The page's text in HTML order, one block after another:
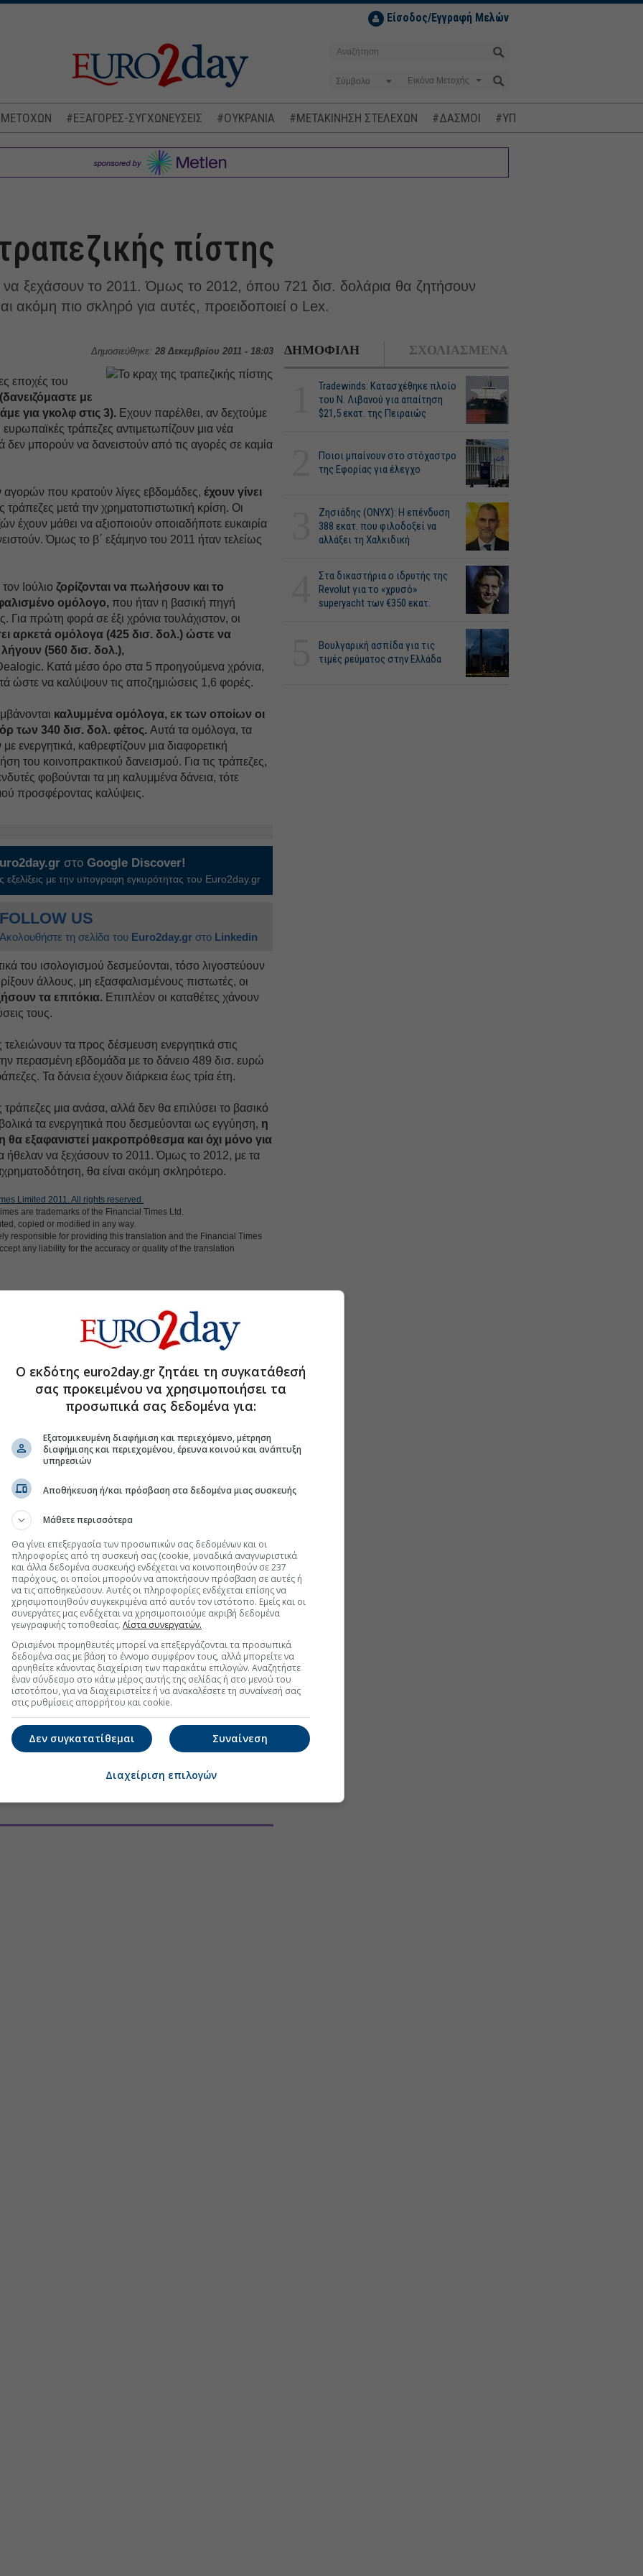
Είσοδος/Εγγραφή Μελών
Σύμβολο
ΜΕΤΟΧΩΝ #ΕΞΑΓΟΡΕΣ-ΣΥΓΧΩΝΕΥΣΕΙΣ #ΟΥΚΡΑΝΙΑ #ΜΕΤΑΚΙΝΗΣΗ ΣΤΕΛΕΧΩΝ #ΔΑΣΜΟΙ #ΥΠΟΚΛΟΠΕΣ
πίστης
να ξεχάσουν το 2011. Όμως το 2012, όπου 721 δισ. δολάρια θα ζητήσουν
ακόμη πιο σκληρό για αυτές, προειδοποιεί ο Lex.
Δημοσιεύθηκε: 28 Δεκεμβρίου 2011 - 18:03
εποχές του
με
για γκολφ στις 3). Εχουν παρέλθει, αν δεχτούμε
τράπεζες αντιμετωπίζουν μια νέα
δεν μπορούν να δανειστούν από τις αγορές σε καμία
που κρατούν λίγες εβδομάδες,έχουν γίνει
τράπεζες μετά την χρηματοπιστωτική κρίση. Οι
έχουν μάθει να αξιοποιούν οποιαδήποτε ευκαιρία
Όμως το β΄ εξάμηνο του 2011 ήταν τελείως
Ιούλιοζορίζονται να πωλήσουν και το
ομόλογο, που ήταν η βασική πηγή
Για πρώτη φορά σε έξι χρόνια τουλάχιστον, οι
αρκετά ομόλογα (425 δισ. δολ.) ώστε να
(560 δισ. δολ.),
Κατά μέσο όρο στα 5 προηγούμενα χρόνια,
ώστε να καλύψουν τις αποζημιώσεις 1,6 φορές.
καλυμμένα ομόλογα, εκ των οποίων οι
των 340 δισ. δολ. φέτος.Αυτά τα ομόλογα, τα
ενεργητικά, καθρεφτίζουν μια διαφορετική
του κοινοπρακτικού δανεισμού. Για τις τράπεζες,
φοβούνται τα μη καλυμμένα δάνεια, τότε
προσφέροντας καλύψεις.
στοGoogle Discover!
εξελίξεις με την υπογραφη εγκυρότητας του Euro2day.gr
FOLLOW US
Ακολουθήστε τη σελίδα του Euro2day.gr στο Linkedin
του ισολογισμού δεσμεύονται, τόσο λιγοστεύουν
άλλους, μη εξασφαλισμένους πιστωτές, οι
τα επιτόκια. Επιπλέον οι καταθέτες χάνουν
τους.
τελειώνουν τα προς δέσμευση ενεργητικά στις
περασμένη εβδομάδα με το δάνειο 489 δισ. ευρώ
Τα δάνεια έχουν διάρκεια έως τρία έτη.
μια ανάσα, αλλά δεν θα επιλύσει το βασικό
τα ενεργητικά που δεσμεύονται ως εγγύηση, η
εξαφανιστεί μακροπρόθεσμα και όχι μόνο για
ήθελαν να ξεχάσουν το 2011. Όμως το 2012, με τα
θα είναι ακόμη σκληρότερο.
Limited 2011. All rights reserved.
are trademarks of the Financial Times Ltd.
copied or modified in any way.
responsible for providing this translation and the Financial Times
any liability for the accuracy or quality of the translation
στο Χρηματιστήριο
Center, το σενάριο για 1 GW
επενδύσεων 3,7 δισ. και 11
εταιρείας έγινε σε χρόνο-ρεκόρ
στο Discover
ΔΗΜΟΦΙΛΗ ΣΧΟΛΙΑΣΜΕΝΑ
Tradewinds: Κατασχέθηκε πλοίο
του Ν. Λιβανού για απαίτηση
$21,5 εκατ. της Πειραιώς
Ποιοι μπαίνουν στο στόχαστρο
της Εφορίας για έλεγχο
Ζησιάδης (ONYX): Η επένδυση
388 εκατ. που φιλοδοξεί να
αλλάξει τη Χαλκιδική
Στα δικαστήρια ο ιδρυτής της
Revolut για το «χρυσό»
superyacht των €350 εκατ.
Βουλγαρική ασπίδα για τις
τιμές ρεύματος στην Ελλάδα
Ο εκδότης euro2day.gr ζητάει τη συγκατάθεσή
σας προκειμένου να χρησιμοποιήσει τα
προσωπικά σας δεδομένα για:
Εξατομικευμένη διαφήμιση και περιεχόμενο, μέτρηση
διαφήμισης και περιεχομένου, έρευνα κοινού και ανάπτυξη
υπηρεσιών
Αποθήκευση ή/και πρόσβαση στα δεδομένα μιας συσκευής
Μάθετε περισσότερα
Θα γίνει επεξεργασία των προσωπικών σας δεδομένων και οι
πληροφορίες από τη συσκευή σας (cookie, μοναδικά αναγνωριστικά
και άλλα δεδομένα συσκευής) ενδέχεται να κοινοποιηθούν σε 237
παρόχους, οι οποίοι μπορούν να αποκτήσουν πρόσβαση σε αυτές ή
να τις αποθηκεύσουν. Αυτές οι πληροφορίες ενδέχεται επίσης να
χρησιμοποιηθούν συγκεκριμένα από αυτόν τον ιστότοπο. Εμείς και οι
συνεργάτες μας ενδέχεται να χρησιμοποιούμε ακριβή δεδομένα
γεωγραφικής τοποθεσίας. Λίστα συνεργατών.
Ορισμένοι προμηθευτές μπορεί να επεξεργάζονται τα προσωπικά
δεδομένα σας με βάση το έννομο συμφέρον τους, αλλά μπορείτε να
αρνηθείτε κάνοντας διαχείριση των παρακάτω επιλογών. Αναζητήστε
έναν σύνδεσμο στο κάτω μέρος αυτής της σελίδας ή στο μενού του
ιστοτόπου, για να διαχειριστείτε ή να ανακαλέσετε τη συναίνεσή σας
στις ρυθμίσεις απορρήτου και cookie.
Συναίνεση
Δεν συγκατατίθεμαι
Διαχείριση επιλογών